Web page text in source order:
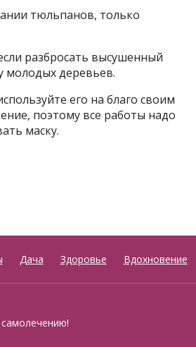
тюльпанов, только
разбросать высушенный
молодых деревьев.
его на благо своим
поэтому все работы надо
маску.
Дача Здоровье Вдохновение